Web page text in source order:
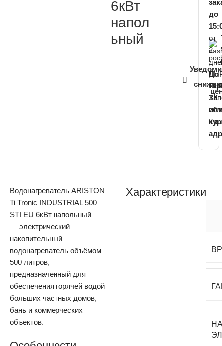
6кВт
напол
ьный
до
от
2
По
ТК
Водонагреватель ARISTON
Ti Tronic INDUSTRIAL 500
STI EU 6кВт напольный
— электрический
накопительный
водонагреватель объёмом
500 литров,
предназначенный для
обеспечения горячей водой
больших частных домов,
бань и коммерческих
объектов.
Характеристики